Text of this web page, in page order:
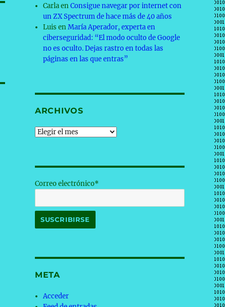
CarlaenConsigue navegar por internet con
un ZX Spectrum de hace más de 40 años
Luis enMaría Aperador, experta en
ciberseguridad: “El modo oculto de Google
no es oculto. Dejas rastro en todas las
páginas en las que entras”
ARCHIVOS
Archivos
Correo electrónico*
META
Acceder